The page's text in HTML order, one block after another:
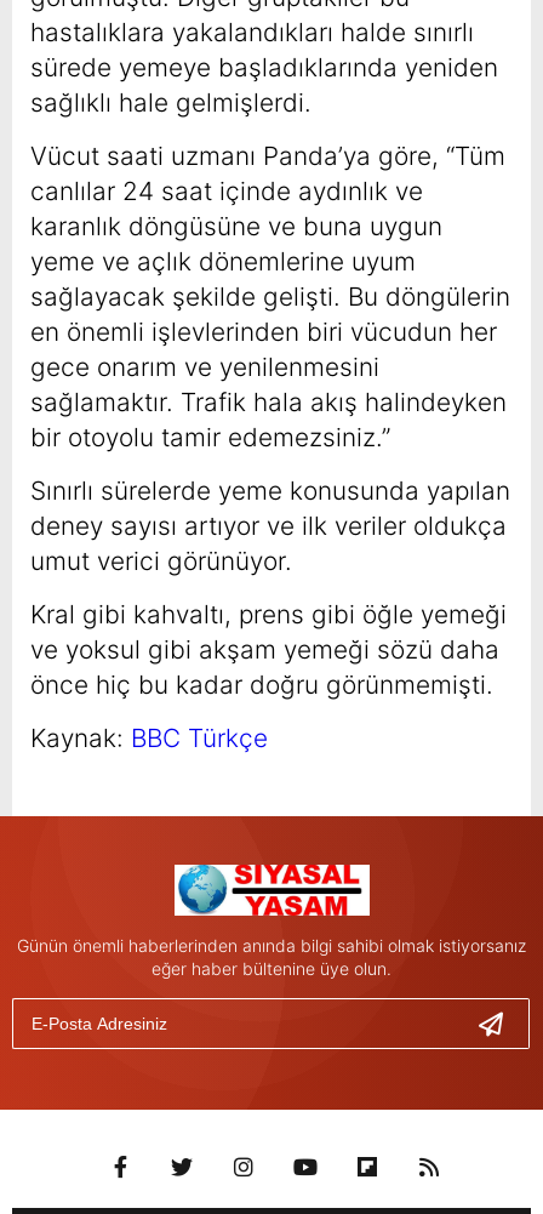
hastalıklara yakalandıkları halde sınırlı
sürede yemeye başladıklarında yeniden
sağlıklı hale gelmişlerdi.
Vücut saati uzmanı Panda’ya göre, “Tüm
canlılar 24 saat içinde aydınlık ve
karanlık döngüsüne ve buna uygun
yeme ve açlık dönemlerine uyum
sağlayacak şekilde gelişti. Bu döngülerin
en önemli işlevlerinden biri vücudun her
gece onarım ve yenilenmesini
sağlamaktır. Trafik hala akış halindeyken
bir otoyolu tamir edemezsiniz.”
Sınırlı sürelerde yeme konusunda yapılan
deney sayısı artıyor ve ilk veriler oldukça
umut verici görünüyor.
Kral gibi kahvaltı, prens gibi öğle yemeği
ve yoksul gibi akşam yemeği sözü daha
önce hiç bu kadar doğru görünmemişti.
Kaynak: BBC Türkçe
Günün önemli haberlerinden anında bilgi sahibi olmak istiyorsanız
eğer haber bültenine üye olun.